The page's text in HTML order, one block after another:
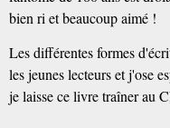
bien ri et beaucoup aimé !
Les différentes formes
les jeunes lecteurs et j'ose
je laisse ce livre traîner au